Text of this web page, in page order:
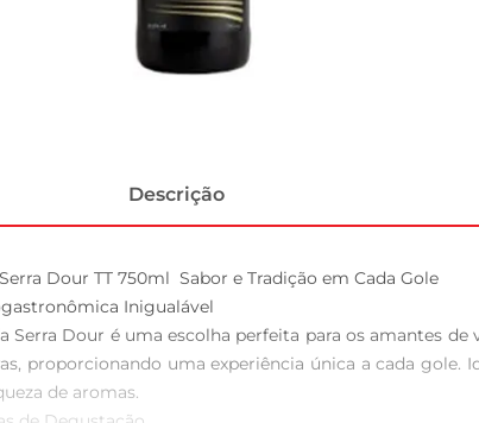
Descrição
Dour TT 750ml  Sabor e Tradição em Cada Gole
Inigualável
Serra Dour é uma escolha perfeita para os amantes
proporcionando uma experiência única a cada gole.
de aromas.